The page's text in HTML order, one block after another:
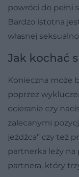
powróci do pełni
Bardzo istotna
własnej
Jak kochać
Konieczna może
poprzez
ocieranie czy
zalecanymi
jeźdźca” czy też
partnerka leży na
partnera, który